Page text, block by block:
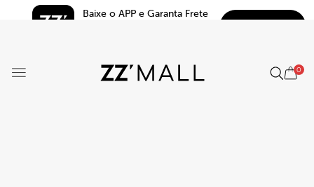
Baixe o APP e Garanta Frete
0